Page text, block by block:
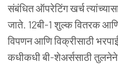
संबंधित ऑपरेटिंग खर्च
जाते. 12बी-1 शुल्क वितरक
विपणन आणि विक्रीसाठी
कधीकधी बी-शेअर्ससाठी